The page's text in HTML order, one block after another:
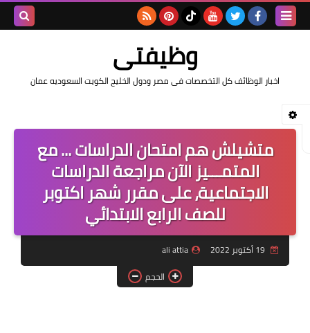
وظيفتى
اخبار الوظائف كل التخصصات فى مصر ودول الخليج الكويت السعوديه عمان
متشيلش هم امتحان الدراسات ... مع
المتمـــيز الآن مراجعة الدراسات
الاجتماعية، على مقرر شهر اكتوبر
للصف الرابع الابتدائي
ali attia
الحجم